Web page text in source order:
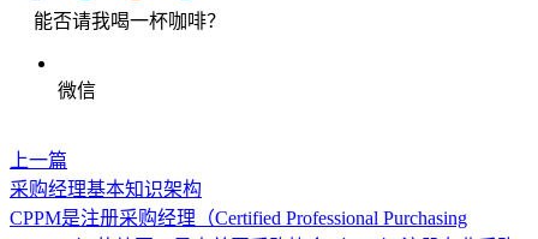
能否请我喝一杯咖啡？
微信
上一篇
采购经理基本知识架构
CPPM是注册采购经理（Certified Professional Purchasing